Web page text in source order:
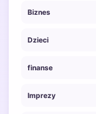
Biznes
Dzieci
finanse
Imprezy